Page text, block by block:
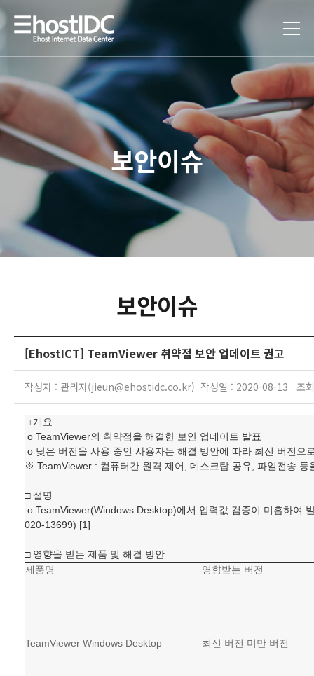
보안이슈
보안이슈
[EhostICT] TeamViewer 취약점 보안 업데이트 권고
작성자 : 관리자(jieun@ehostidc.co.kr) 작성일 : 2020-08-13 조
□ 개요
o TeamViewer의 취약점을 해결한 보안 업데이트 발표
o 낮은 버전을 사용 중인 사용자는 해결 방안에 따라 최신 버전으
※ TeamViewer : 컴퓨터간 원격 제어, 데스크탑 공유, 파일전송 등
□ 설명
o TeamViewer(Windows Desktop)에서 입력값 검증이 미흡하여
020-13699) [1]
□ 영향을 받는 제품 및 해결 방안
제품명
영향받는 버전
TeamViewer Windows Desktop 최신 버전 미만 버전